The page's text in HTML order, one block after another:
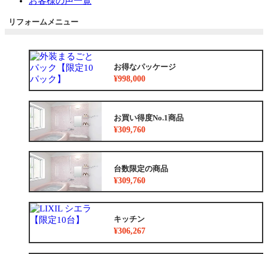
リフォームメニュー
お得なパッケージ
¥998,000
お買い得度No.1商品
¥309,760
台数限定の商品
¥309,760
キッチン
¥306,267